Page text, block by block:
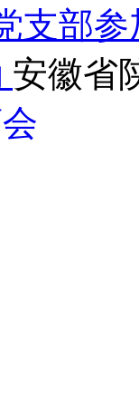
支部
安徽省